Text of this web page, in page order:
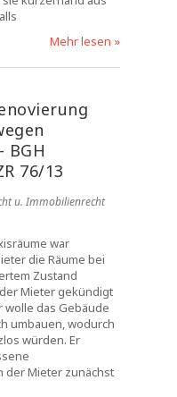
Mehr lesen »
BGH
76/13
u. Immobilienrecht
war
die Räume bei
Zustand
Mieter gekündigt
wolle das Gebäude
umbauen, wodurch
würden. Er
der Mieter zunächst